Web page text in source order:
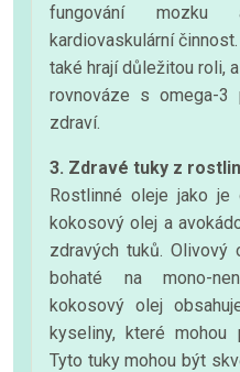
fungování mozku
kardiovaskulární
také hrají důležitou roli,
rovnováze s omega-3
zdraví.
3. Zdravé tuky z
Rostlinné oleje jako je
kokosový olej a
zdravých tuků. Olivový
bohaté na mono-
kokosový olej
kyseliny, které mohou
Tyto tuky mohou být